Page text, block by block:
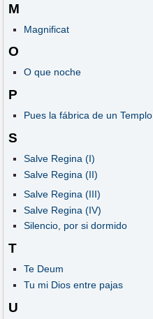
M
Magnificat
O
O que noche
P
Pues la fábrica de un Templo
S
Salve Regina (I)
Salve Regina (II)
Salve Regina (III)
Salve Regina (IV)
Silencio, por si dormido
T
Te Deum
Tu mi Dios entre pajas
U